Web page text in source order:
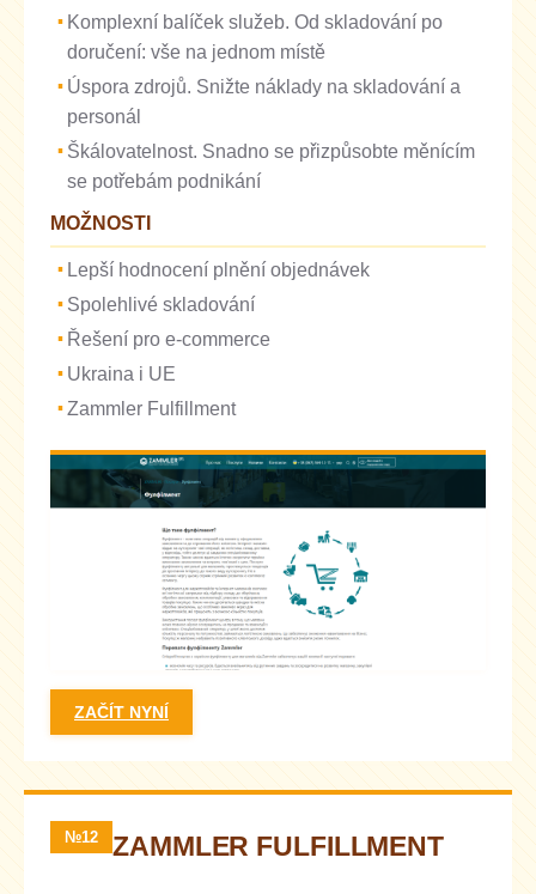
Komplexní balíček služeb. Od skladování po
doručení: vše na jednom místě
Úspora zdrojů. Snižte náklady na skladování a
personál
Škálovatelnost. Snadno se přizpůsobte měnícím
se potřebám podnikání
MOŽNOSTI
Lepší hodnocení plnění objednávek
Spolehlivé skladování
Řešení pro e-commerce
Ukraina i UE
Zammler Fulfillment
ZAČÍT NYNÍ
№12 ZAMMLER FULFILLMENT